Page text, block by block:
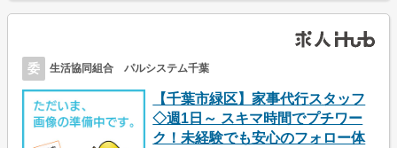
委 生活協同組合 パルシステム千葉
【千葉市緑区】家事代行スタッフ
◇週1日～ スキマ時間でプチワー
ク！未経験でも安心のフォロー体